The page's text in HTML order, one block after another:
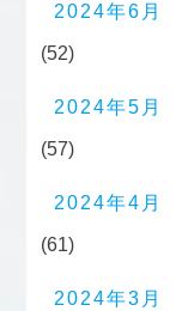
2024年6月
(52)
2024年5月
(57)
2024年4月
(61)
2024年3月